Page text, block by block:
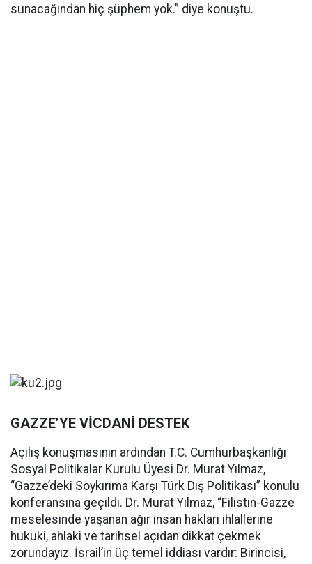
sunacağından hiç şüphem yok.” diye konuştu.
GAZZE’YE VİCDANİ DESTEK
Açılış konuşmasının ardından T.C. Cumhurbaşkanlığı
Sosyal Politikalar Kurulu Üyesi Dr. Murat Yılmaz,
“Gazze’deki Soykırıma Karşı Türk Dış Politikası” konulu
konferansına geçildi. Dr. Murat Yılmaz, “Filistin-Gazze
meselesinde yaşanan ağır insan hakları ihlallerine
hukuki, ahlaki ve tarihsel açıdan dikkat çekmek
zorundayız. İsrail’in üç temel iddiası vardır: Birincisi,